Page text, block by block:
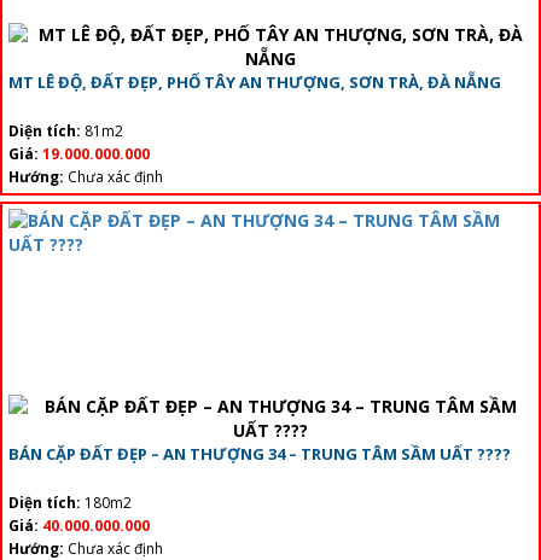
MT LÊ ĐỘ, ĐẤT ĐẸP, PHỐ TÂY AN THƯỢNG, SƠN TRÀ, ĐÀ NẴNG
Diện tích: 81m2
Giá: 19.000.000.000
Hướng: Chưa xác định
BÁN CẶP ĐẤT ĐẸP – AN THƯỢNG 34 – TRUNG TÂM SẦM UẤT ????
Diện tích: 180m2
Giá: 40.000.000.000
Hướng: Chưa xác định